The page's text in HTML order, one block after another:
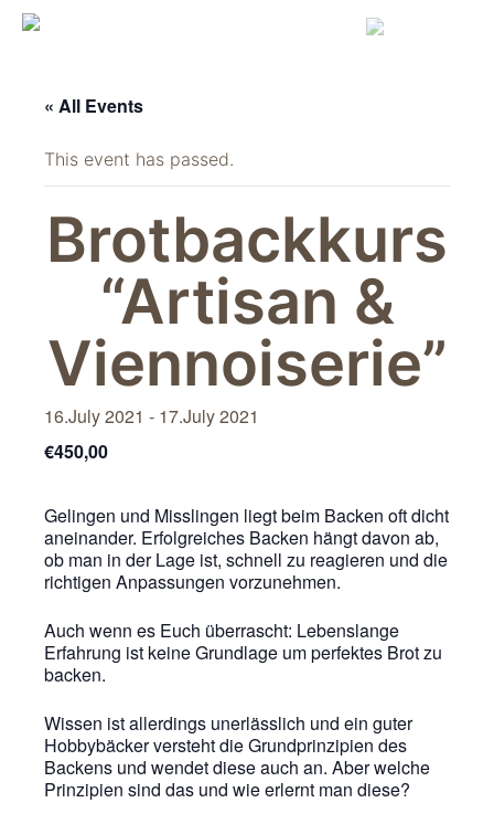
Skip
« All Events
This event has passed.
Brotbackkurs
“Artisan &
Viennoiserie”
16.July 2021 - 17.July 2021
€450,00
Gelingen und Misslingen liegt beim Backen oft dicht
aneinander. Erfolgreiches Backen hängt davon ab,
ob man in der Lage ist, schnell zu reagieren und die
richtigen Anpassungen vorzunehmen.
Auch wenn es Euch überrascht: Lebenslange
Erfahrung ist keine Grundlage um perfektes Brot zu
backen.
Wissen ist allerdings unerlässlich und ein guter
Hobbybäcker versteht die Grundprinzipien des
Backens und wendet diese auch an. Aber welche
Prinzipien sind das und wie erlernt man diese?
Notwendig
Diese Cookies
sind für die
Funktionsweise